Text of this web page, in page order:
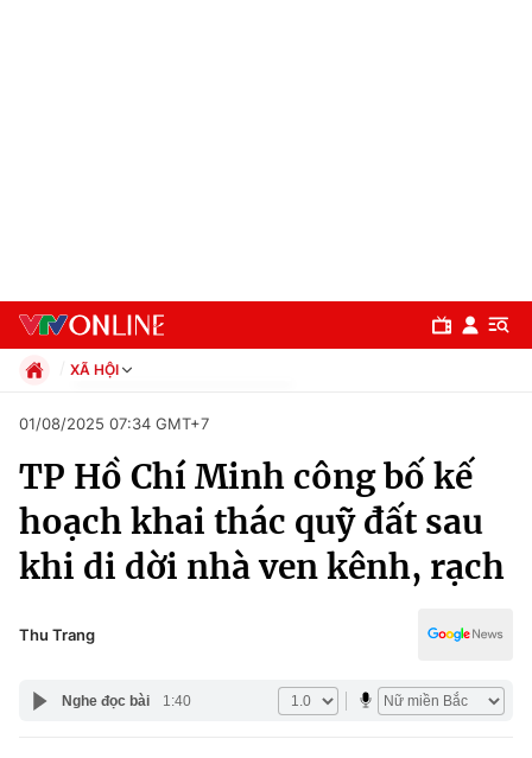
Chuyên mục
Chính trị
XÃ HỘI
Xã hội
Pháp luật
Thể thao
Truyền hình
Đời sống
Giáo dục
01/08/2025 07:34 GMT+7
TP Hồ Chí Minh công bố kế
hoạch khai thác quỹ đất sau
khi di dời nhà ven kênh, rạch
Thu Trang
Nghe đọc bài 1:40